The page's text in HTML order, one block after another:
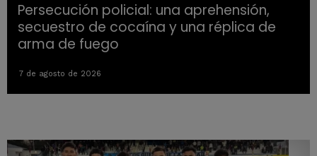
Persecución policial: una aprehensión,
secuestro de cocaína y una réplica de
arma de fuego
7 de agosto de 2026